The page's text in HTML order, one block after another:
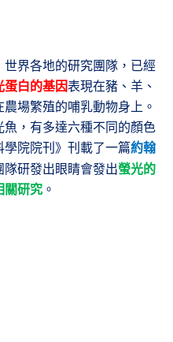
界各地的研究團隊，已經
蛋白的基因表現在豬、羊、
場繁殖的哺乳動物身上。
，有多達六種不同的顏色
院院刊》刊載了一篇約翰
研發出眼睛會發出螢光的
關研究 。